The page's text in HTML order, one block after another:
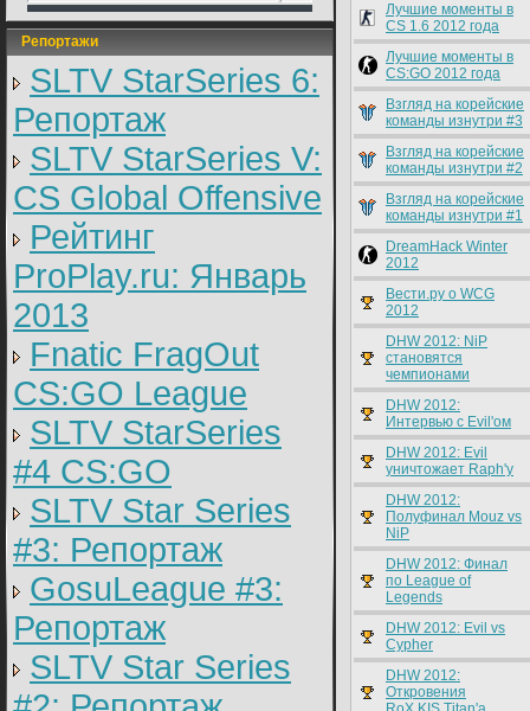
Репортажи
SLTV StarSeries 6:
Репортаж
SLTV StarSeries V:
CS Global Offensive
Рейтинг
ProPlay.ru: Январь
2013
Fnatic FragOut
CS:GO League
SLTV StarSeries
#4 CS:GO
SLTV Star Series
#3: Репортаж
GosuLeague #3:
Репортаж
SLTV Star Series
Лучшие моменты в
CS 1.6 2012 года
Лучшие моменты в
CS:GO 2012 года
Взгляд на корейские
команды изнутри #3
Взгляд на корейские
команды изнутри #2
Взгляд на корейские
команды изнутри #1
DreamHack Winter
2012
Вести.ру о WCG
2012
DHW 2012: NiP
становятся
чемпионами
DHW 2012:
Интервью с Evil'ом
DHW 2012: Evil
уничтожает Raph'у
DHW 2012:
Полуфинал Mouz vs
NiP
DHW 2012: Финал
по League of
Legends
DHW 2012: Evil vs
Cypher
DHW 2012:
Откровения